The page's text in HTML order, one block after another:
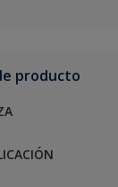
producto